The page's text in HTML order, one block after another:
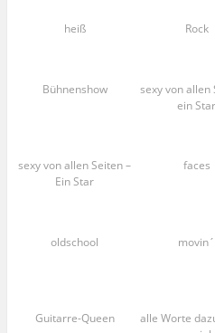
heiß Rock
Bühnenshow
sexy von allen
ein Star
sexy von allen Seiten –
Ein Star
faces
oldschool movin´
Guitarre-Queen
alle Worte